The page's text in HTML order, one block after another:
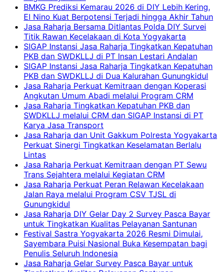
BMKG Prediksi Kemarau 2026 di DIY Lebih Kering,
El Nino Kuat Berpotensi Terjadi hingga Akhir Tahun
Jasa Raharja Bersama Ditlantas Polda DIY Survei
Titik Rawan Kecelakaan di Kota Yogyakarta
SIGAP Instansi Jasa Raharja Tingkatkan Kepatuhan
PKB dan SWDKLLJ di PT Insan Lestari Andalan
SIGAP Instansi Jasa Raharja Tingkatkan Kepatuhan
PKB dan SWDKLLJ di Dua Kalurahan Gunungkidul
Jasa Raharja Perkuat Kemitraan dengan Koperasi
Angkutan Umum Abadi melalui Program CRM
Jasa Raharja Tingkatkan Kepatuhan PKB dan
SWDKLLJ melalui CRM dan SIGAP Instansi di PT
Karya Jasa Transport
Jasa Raharja dan Unit Gakkum Polresta Yogyakarta
Perkuat Sinergi Tingkatkan Keselamatan Berlalu
Lintas
Jasa Raharja Perkuat Kemitraan dengan PT Sewu
Trans Sejahtera melalui Kegiatan CRM
Jasa Raharja Perkuat Peran Relawan Kecelakaan
Jalan Raya melalui Program CSV TJSL di
Gunungkidul
Jasa Raharja DIY Gelar Day 2 Survey Pasca Bayar
untuk Tingkatkan Kualitas Pelayanan Santunan
Festival Sastra Yogyakarta 2026 Resmi Dimulai,
Sayembara Puisi Nasional Buka Kesempatan bagi
Penulis Seluruh Indonesia
Jasa Raharja Gelar Survey Pasca Bayar untuk